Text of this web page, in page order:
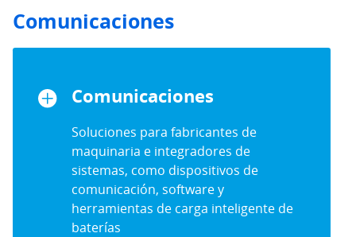
Comunicaciones
Comunicaciones
Soluciones para fabricantes de
maquinaria e integradores de
sistemas, como dispositivos de
comunicación, software y
herramientas de carga inteligente de
baterías